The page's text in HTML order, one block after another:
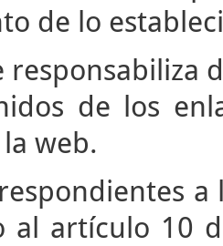
de lo
responsabiliza
de los
web.
al artículo 10